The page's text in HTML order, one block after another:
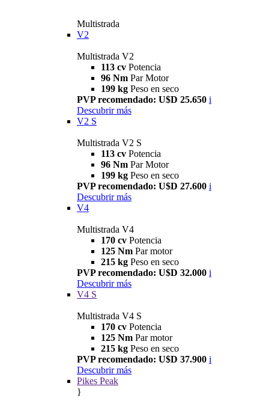
Multistrada
V2
Multistrada V2
113 cv Potencia
96 Nm Par Motor
199 kg Peso en seco
PVP recomendado: U$D 25.650 i
Descubrir más
V2 S
Multistrada V2 S
113 cv Potencia
96 Nm Par Motor
199 kg Peso en seco
PVP recomendado: U$D 27.600 i
Descubrir más
V4
Multistrada V4
170 cv Potencia
125 Nm Par motor
215 kg Peso en seco
PVP recomendado: U$D 32.000 i
Descubrir más
V4 S
Multistrada V4 S
170 cv Potencia
125 Nm Par motor
215 kg Peso en seco
PVP recomendado: U$D 37.900 i
Descubrir más
Pikes Peak
}